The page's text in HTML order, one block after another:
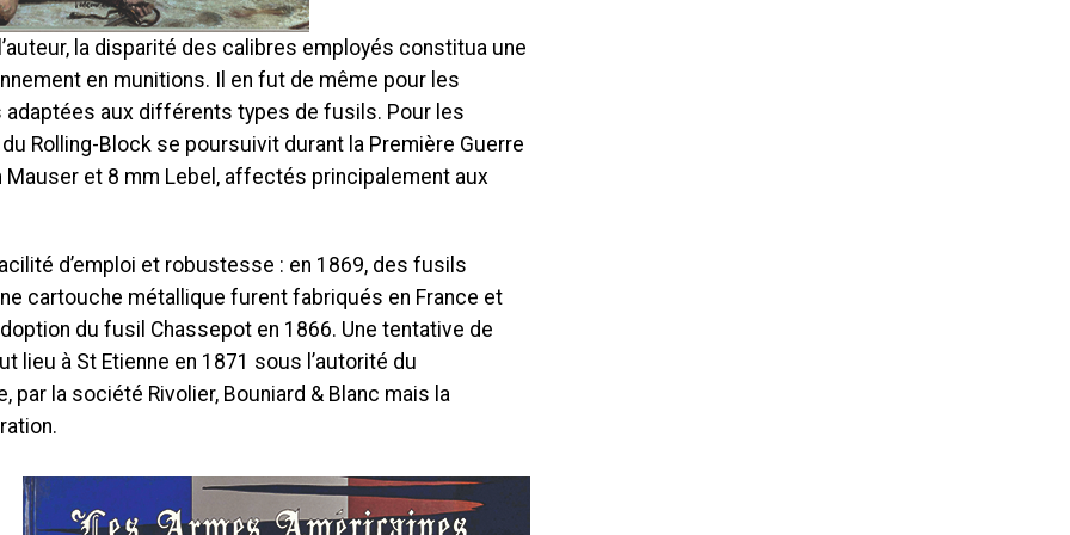
la disparité des calibres employés constitua une
en munitions. Il en fut de même pour les
aux différents types de fusils. Pour les
Rolling-Block se poursuivit durant la Première Guerre
et 8 mm Lebel, affectés principalement aux
d’emploi et robustesse : en 1869, des fusils
cartouche métallique furent fabriqués en France et
du fusil Chassepot en 1866. Une tentative de
lieu à St Etienne en 1871 sous l’autorité du
par la société Rivolier, Bouniard & Blanc mais la